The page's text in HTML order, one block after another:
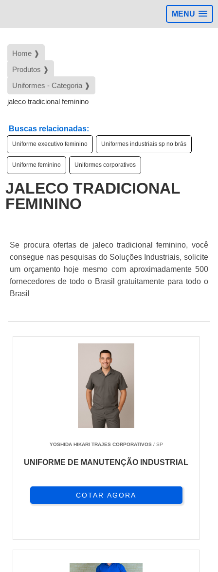
MENU
Home ❱
Produtos ❱
Uniformes - Categoria ❱
jaleco tradicional feminino
Buscas relacionadas:
Uniforme executivo feminino Uniformes industriais sp no brás
Uniforme feminino Uniformes corporativos
JALECO TRADICIONAL
FEMININO
Se procura ofertas de jaleco tradicional feminino, você
consegue nas pesquisas do Soluções Industriais, solicite
um orçamento hoje mesmo com aproximadamente 500
fornecedores de todo o Brasil gratuitamente para todo o
Brasil
YOSHIDA HIKARI TRAJES CORPORATIVOS/ SP
UNIFORME DE MANUTENÇÃO INDUSTRIAL
COTAR AGORA